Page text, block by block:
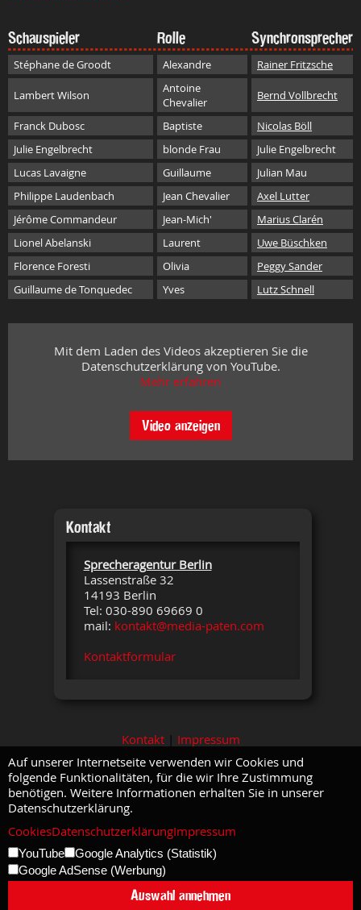
Schauspieler Rolle Synchronsprecher
Stéphane de Groodt Alexandre Rainer Fritzsche
Lambert Wilson
Antoine
Chevalier
Bernd Vollbrecht
Franck Dubosc Baptiste
Nicolas Böll
Julie Engelbrecht
blonde Frau
Julie Engelbrecht
Lucas Lavaigne
Guillaume
Julian Mau
Philippe Laudenbach
Jean Chevalier
Axel Lutter
Jérôme Commandeur
Jean-Mich'
Marius Clarén
Lionel Abelanski
Laurent
Uwe Büschken
Florence Foresti
Olivia
Peggy Sander
Guillaume de Tonquedec
Yves Lutz Schnell
Mit dem Laden des Videos akzeptieren Sie die
Datenschutzerklärung von YouTube.
Mehr erfahren
Video anzeigen
Kontakt
Sprecheragentur Berlin
Lassenstraße 32
14193 Berlin
Tel: 030-890 69669 0
mail: kontakt@media-paten.com
Kontaktformular
Kontakt| Impressum
Auf unserer Internetseite verwenden wir Cookies und
folgende Funktionalitäten, für die wir Ihre Zustimmung
benötigen. Weitere Informationen erhalten Sie in unserer
Datenschutzerklärung.
CookiesDatenschutzerklärungImpressum
YouTube
Google Analytics (Statistik)
Google AdSense (Werbung)
Auswahl annehmen